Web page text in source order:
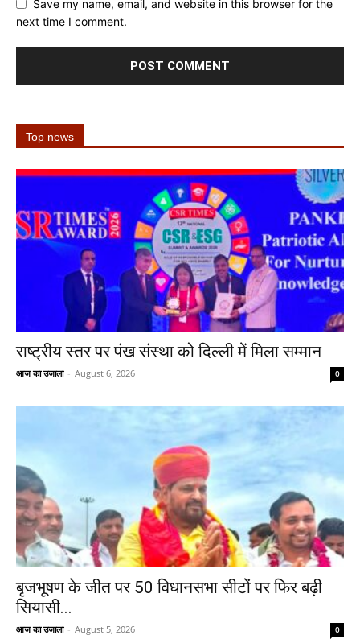
Save my name, email, and website in this browser for the
next time I comment.
Top news
राष्ट्रीय स्तर पर पंख संस्था को दिल्ली में मिला सम्मान
आज का उजाला - August 6, 2026 0
बृजभूषण के जीत पर 50 विधानसभा सीटों पर फिर बढ़ी
सियासी...
आज का उजाला - August 5, 2026 0